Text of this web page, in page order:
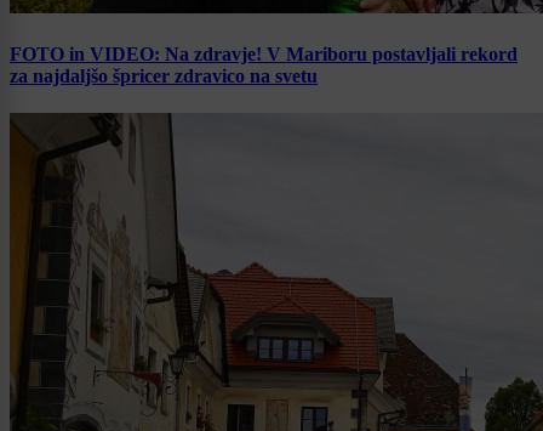
FOTO in VIDEO: Na zdravje! V Mariboru postavljali rekord
za najdaljšo špricer zdravico na svetu